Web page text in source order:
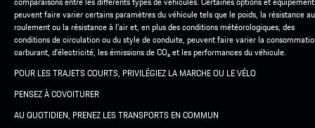
peuvent faire varier certains paramètres du véhicule tels que le poids, la résistance au
roulement ou la résistance à l’air et, en plus des conditions météorologiques, des
conditions de circulation ou du style de conduite, peuvent faire varier la
carburant, d’électricité, les émissions de CO₂ et les performances du véhicule.
POUR LES TRAJETS COURTS, PRIVILÉGIEZ LA MARCHE OU LE VÉLO
PENSEZ À COVOITURER
AU QUOTIDIEN, PRENEZ LES TRANSPORTS EN COMMUN